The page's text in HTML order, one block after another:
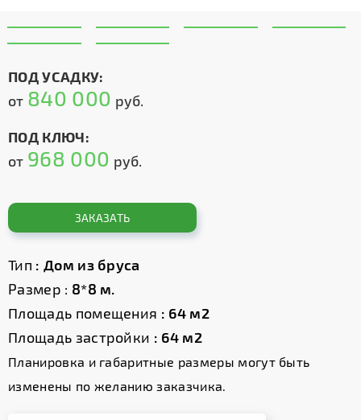
ПОД УСАДКУ:
от 840 000 руб.
ПОД КЛЮЧ:
от 968 000 руб.
ЗАКАЗАТЬ
Тип : Дом из бруса
Размер : 8*8 м.
Площадь помещения : 64 м2
Площадь застройки : 64 м2
Планировка и габаритные размеры могут быть
изменены по желанию заказчика.